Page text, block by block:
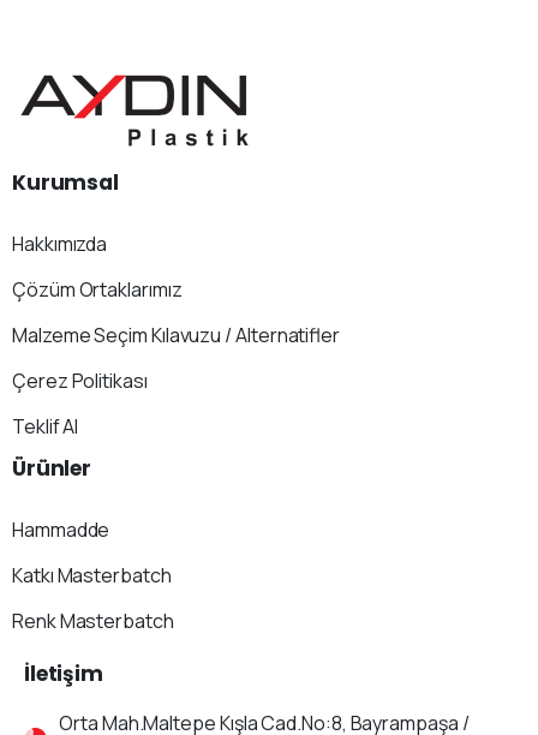
Kurumsal
Hakkımızda
Çözüm Ortaklarımız
Malzeme Seçim Kılavuzu / Alternatifler
Çerez Politikası
Teklif Al
Ürünler
Hammadde
Katkı Masterbatch
Renk Masterbatch
İletişim
Orta Mah.Maltepe Kışla Cad.No:8, Bayrampaşa /